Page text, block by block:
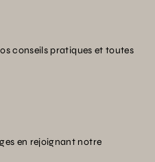
conseils pratiques et toutes
en rejoignant notre